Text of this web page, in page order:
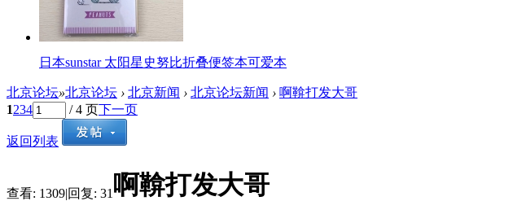
日本sunstar 太阳星史努比折叠便签本可爱本
北京论坛»北京论坛 › 北京新闻 › 北京论坛新闻 › 啊鞥打发大哥
1234 / 4 页下一页
返回列表
查看: 1309|回复: 31 啊鞥打发大哥